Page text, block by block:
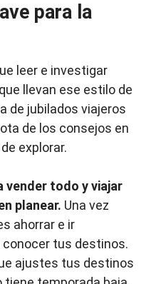
para la
leer e investigar
llevan ese estilo de
de jubilados viajeros
de los consejos en
explorar.
vender todo y viajar
planear. Una vez
ahorrar e ir
tus destinos.
ajustes tus destinos